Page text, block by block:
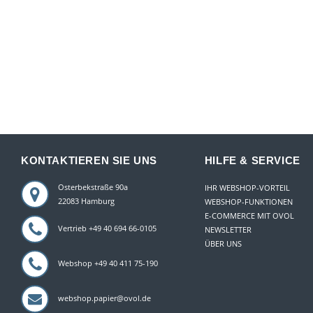
KONTAKTIEREN SIE UNS
Osterbekstraße 90a
22083 Hamburg
Vertrieb +49 40 694 66-0105
Webshop +49 40 411 75-190
webshop.papier@ovol.de
HILFE & SERVICE
IHR WEBSHOP-VORTEIL
WEBSHOP-FUNKTIONEN
E-COMMERCE MIT OVOL
NEWSLETTER
ÜBER UNS